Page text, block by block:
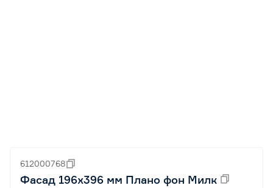
612000768
Фасад 196х396 мм Плано фон Милк